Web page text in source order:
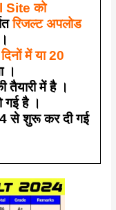
Site को
रिजल्ट अपलोड
में या 20
।
तैयारी में है ।
गई है ।
से शुरू कर दी गई